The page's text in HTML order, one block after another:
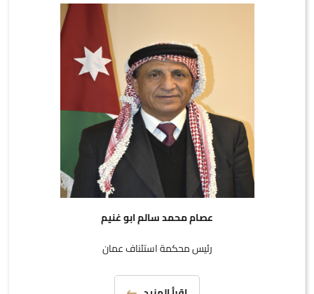
عصام محمد سالم ابو غنيم
رئيس محكمة استئناف عمان